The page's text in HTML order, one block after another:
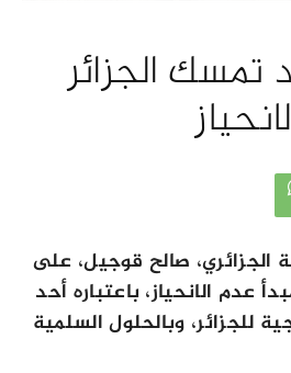
الجزائر
الجزائري، صالح قوجيل، على
عدم الانحياز، باعتباره أحد
للجزائر، وبالحلول السلمية